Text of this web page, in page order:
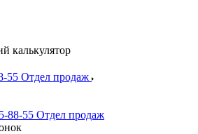
калькулятор
55 Отдел продаж
88-55 Отдел продаж